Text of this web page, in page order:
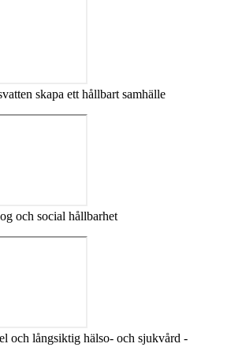
skapa ett hållbart samhälle
och social hållbarhet
och långsiktig hälso- och sjukvård -